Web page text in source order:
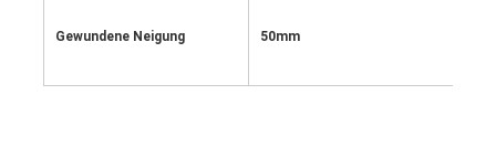
Gewundene Neigung 50mm